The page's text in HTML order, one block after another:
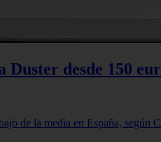
desde 150